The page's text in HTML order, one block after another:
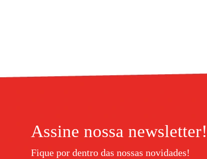
Assine nossa newsletter!
Fique por dentro das nossas novidades!